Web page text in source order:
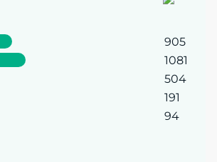
905
1081
504
191
94